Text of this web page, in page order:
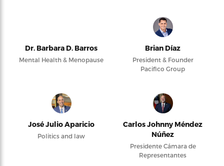
Dr. Barbara D. Barros
Mental Health & Menopause
Brian Díaz
President & Founder
Pacifico Group
José Julio Aparicio
Politics and law
Carlos Johnny Méndez
Núñez
Presidente Cámara de
Representantes